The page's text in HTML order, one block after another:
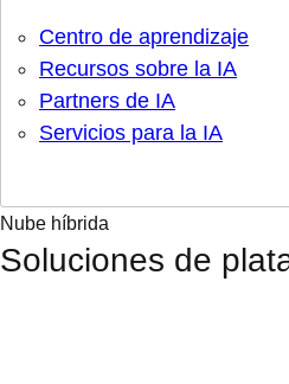
Centro de aprendizaje
Recursos sobre la IA
Partners de IA
Servicios para la IA
Nube híbrida
Soluciones de